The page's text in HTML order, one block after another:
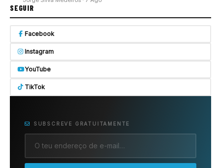
SEGUIR
Facebook
Instagram
YouTube
TikTok
SUBSCREVE GRATUITAMENTE